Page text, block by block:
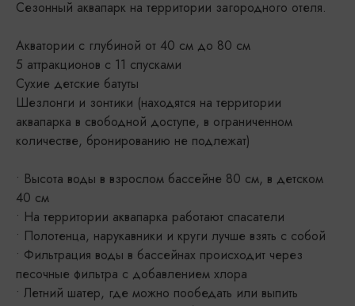
Сезонный аквапарк на территории загородного отеля.
Акватории с глубиной от 40 см до 80 см
5 аттракционов с 11 спусками
Сухие детские батуты
Шезлонги и зонтики (находятся на территории
аквапарка в свободной доступе, в ограниченном
количестве, бронированию не подлежат)
• Высота воды в взрослом бассейне 80 см, в детском
40 см
• На территории аквапарка работают спасатели
• Полотенца, нарукавники и круги лучше взять с собой
• Фильтрация воды в бассейнах происходит через
песочные фильтра с добавлением хлора
• Летний шатер, где можно пообедать или выпить